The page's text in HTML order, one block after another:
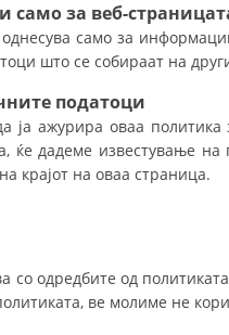
ИНФОРМАЦИИ ЗА
МЕНАЏМЕНТ НА
само за веб-
само за
што се собираат на
податоци
ажурира оваа политика
ќе дадеме известување на
крајот на оваа страница.
со одредбите од
ве молиме не